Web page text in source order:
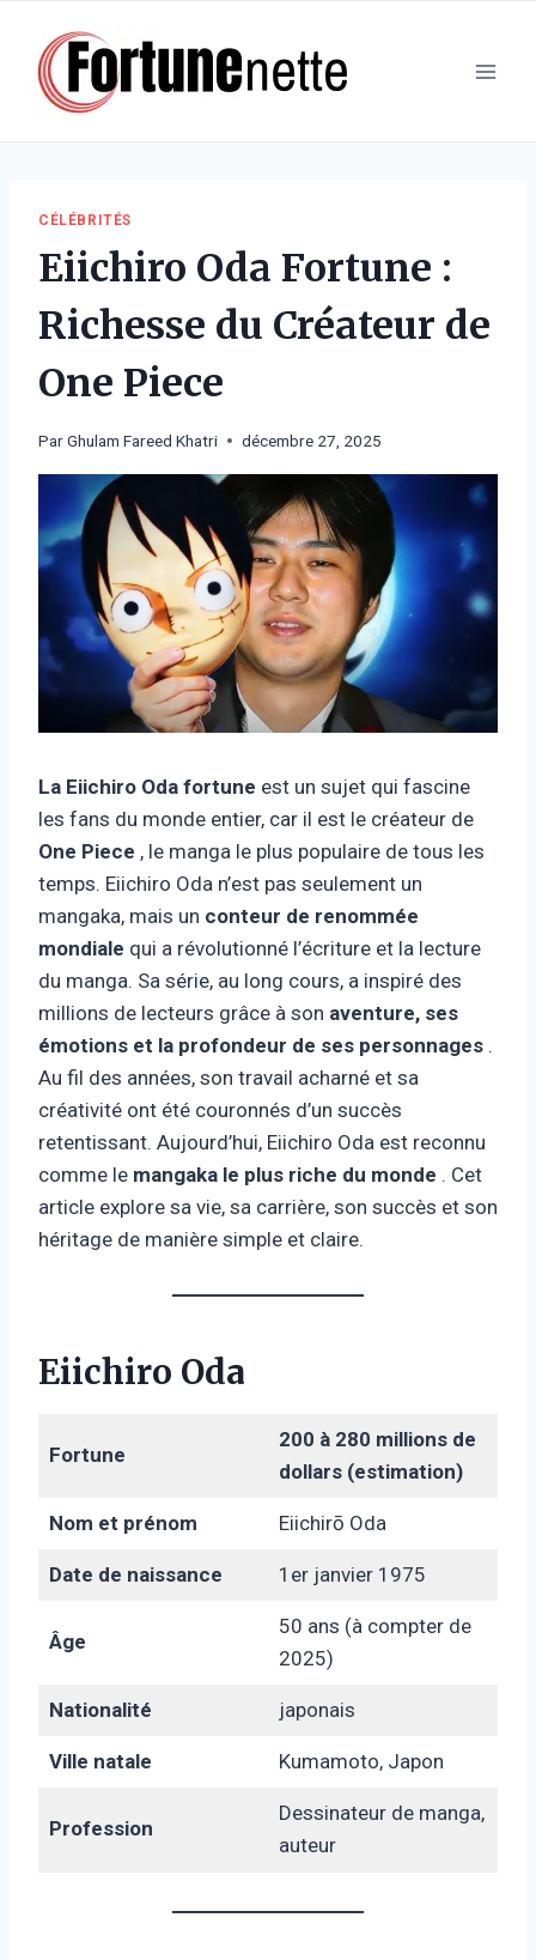
contenu
CÉLÉBRITÉS
Eiichiro Oda Fortune :
Richesse du Créateur de
One Piece
ParGhulam Fareed Khatri décembre 27, 2025
La Eiichiro Oda fortune est un sujet qui fascine
les fans du monde entier, car il est le créateur de
One Piece , le manga le plus populaire de tous les
temps. Eiichiro Oda n’est pas seulement un
mangaka, mais un conteur de renommée
mondiale qui a révolutionné l’écriture et la lecture
du manga. Sa série, au long cours, a inspiré des
millions de lecteurs grâce à son aventure, ses
émotions et la profondeur de ses personnages .
Au fil des années, son travail acharné et sa
créativité ont été couronnés d’un succès
retentissant. Aujourd’hui, Eiichiro Oda est reconnu
comme le mangaka le plus riche du monde . Cet
article explore sa vie, sa carrière, son succès et son
héritage de manière simple et claire.
Eiichiro Oda
Fortune
200 à 280 millions de
dollars (estimation)
Nom et prénom Eiichirō Oda
Date de naissance 1er janvier 1975
Âge
50 ans (à compter de
2025)
Nationalité japonais
Ville natale Kumamoto, Japon
Profession
Dessinateur de manga,
auteur